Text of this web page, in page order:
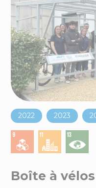
2022 2023
Boîte à vélos